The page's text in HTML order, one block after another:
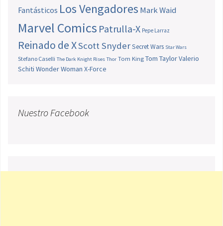
Fantásticos Los Vengadores Mark Waid
Marvel Comics Patrulla-X Pepe Larraz
Reinado de XScott SnyderSecret Wars Star Wars
Stefano Caselli The Dark Knight Rises Thor Tom King Tom TaylorValerio
Schiti Wonder Woman X-Force
Nuestro Facebook